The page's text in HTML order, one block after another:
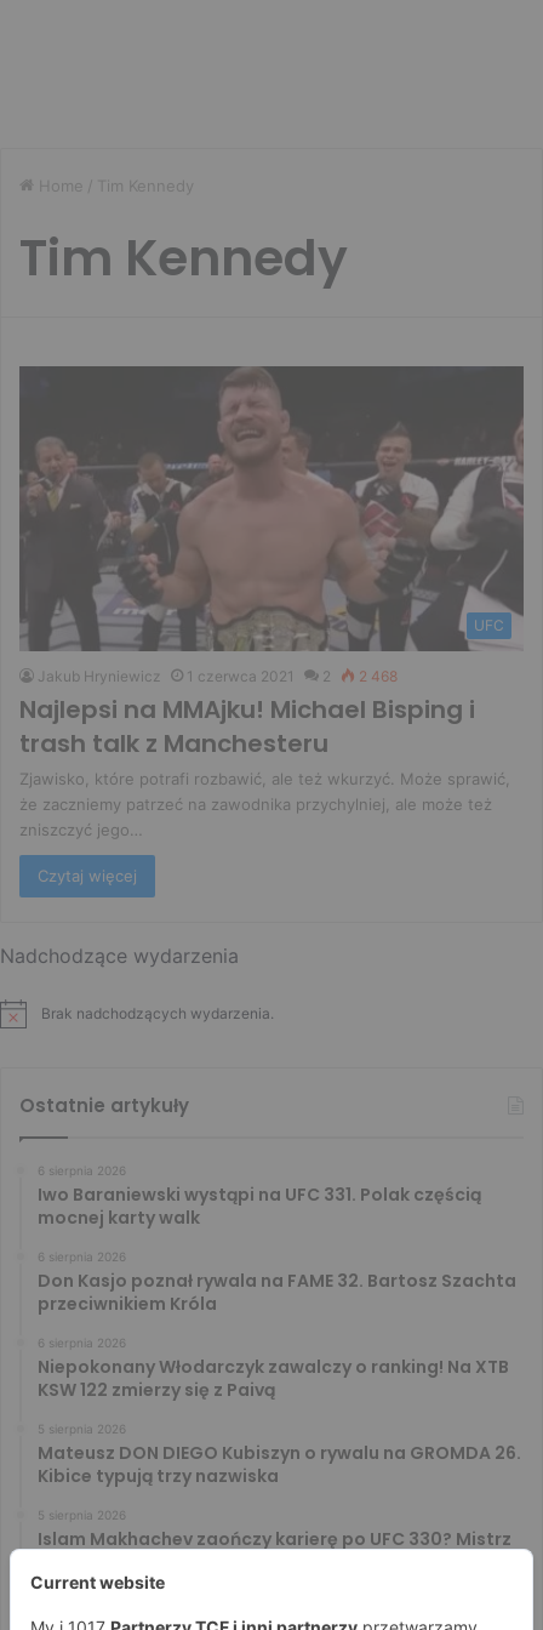
Home / Tim Kennedy
Tim Kennedy
UFC
Jakub Hryniewicz 1 czerwca 2021 2 2 468
Najlepsi na MMAjku! Michael Bisping i
trash talk z Manchesteru
Zjawisko, które potrafi rozbawić, ale też wkurzyć. Może sprawić,
że zaczniemy patrzeć na zawodnika przychylniej, ale może też
zniszczyć jego…
Czytaj więcej
Nadchodzące wydarzenia
Brak nadchodzących wydarzenia.
Ostatnie artykuły
6 sierpnia 2026
Iwo Baraniewski wystąpi na UFC 331. Polak częścią
mocnej karty walk
6 sierpnia 2026
Don Kasjo poznał rywala na FAME 32. Bartosz Szachta
przeciwnikiem Króla
6 sierpnia 2026
Niepokonany Włodarczyk zawalczy o ranking! Na XTB
KSW 122 zmierzy się z Paivą
5 sierpnia 2026
Mateusz DON DIEGO Kubiszyn o rywalu na GROMDA 26.
Kibice typują trzy nazwiska
5 sierpnia 2026
Islam Makhachev zaończy karierę po UFC 330? Mistrz
Tańcula nie gryzł się w język. Wymowna sugestia o